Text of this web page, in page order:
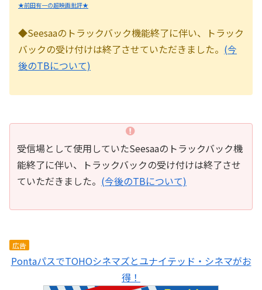
★前田有一の超映画批評★
◆Seesaaのトラックバック機能終了に伴い、トラック
バックの受け付けは終了させていただきました。 (今
後のTBについて)
受信場として使用していたSeesaaのトラックバック機
能終了に伴い、トラックバックの受け付けは終了させ
ていただきました。 (今後のTBについて)
広告
PontaパスでTOHOシネマズとユナイテッド・シネマがお
得！